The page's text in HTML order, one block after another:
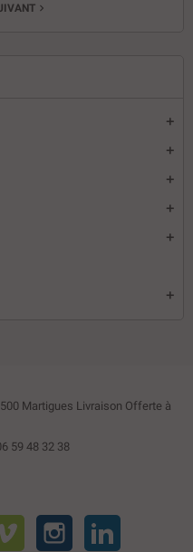
navigate_next
Martigues Livraison Offerte à
59 48 32 38
Vimeo Instagram